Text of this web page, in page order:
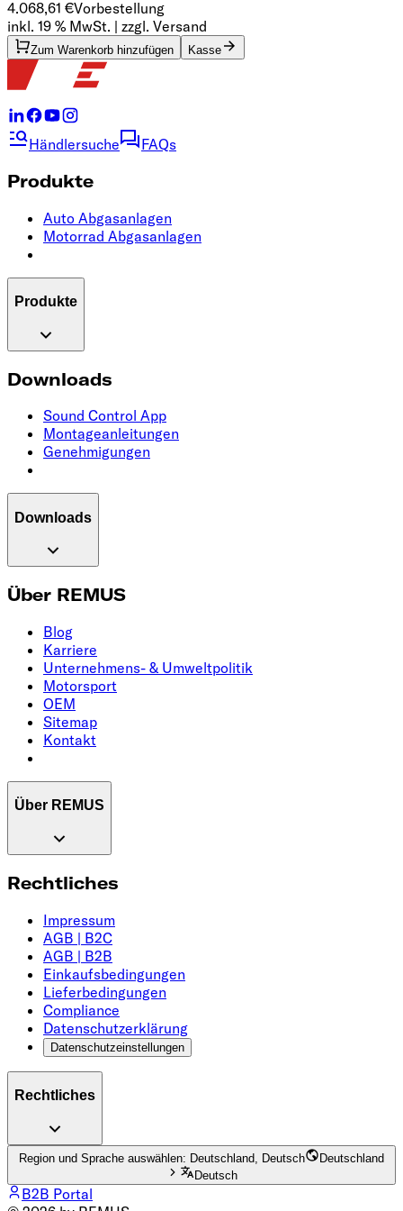
4.068,61 €Vorbestellung
inkl. 19 % MwSt. | zzgl. Versand
Zum Warenkorb hinzufügen Kasse
Händlersuche FAQs
Produkte
Auto Abgasanlagen
Motorrad Abgasanlagen
Produkte
Downloads
Sound Control App
Montageanleitungen
Genehmigungen
Downloads
Über REMUS
Blog
Karriere
Unternehmens- & Umweltpolitik
Motorsport
OEM
Sitemap
Kontakt
Über REMUS
Rechtliches
Impressum
AGB | B2C
AGB | B2B
Einkaufsbedingungen
Lieferbedingungen
Compliance
Datenschutzerklärung
Datenschutzeinstellungen
Rechtliches
Region und Sprache auswählen: Deutschland, Deutsch
Deutschland
Deutsch
B2B Portal